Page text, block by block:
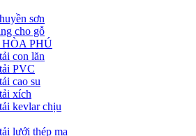
sơn
cho gỗ
PHÚ
con lăn
PVC
cao su
xích
kevlar chịu
lưới thép mạ